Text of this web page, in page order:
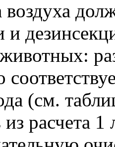
воздуха
и
(см.
расчета